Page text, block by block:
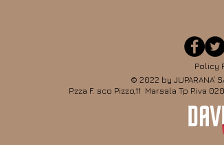
Policy
© 2022 by JUPARANA’
P.zza F. sco Pizzo,11 Marsala Tp P.iva